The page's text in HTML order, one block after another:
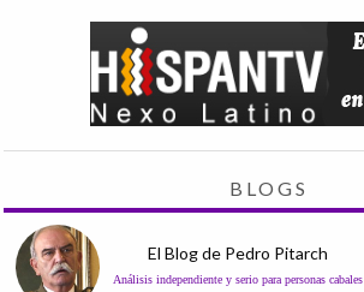
BLOGS
El Blog de Pedro Pitarch
Análisis independiente y serio para personas cabales